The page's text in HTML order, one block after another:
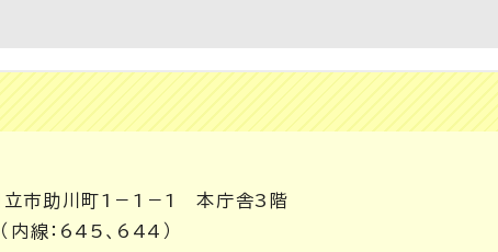
市助川町1－1－1 本庁舎3階
線：645、644）